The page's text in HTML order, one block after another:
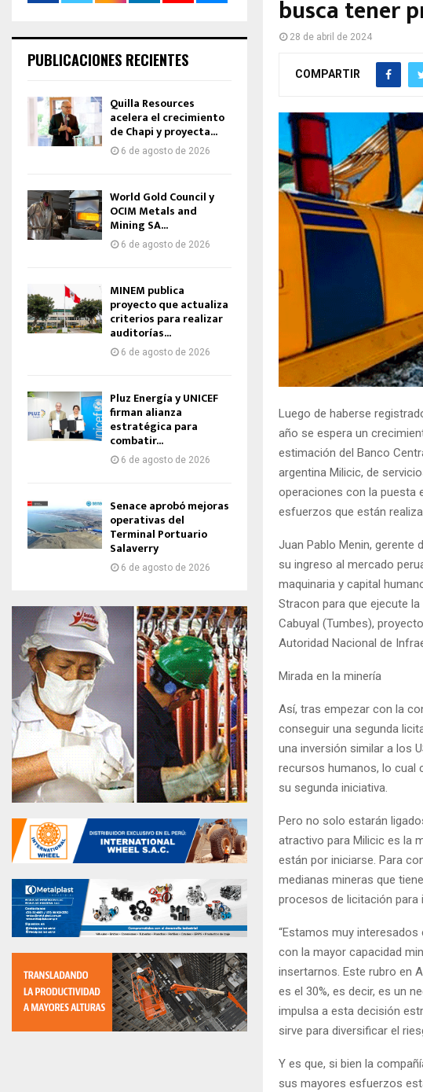
busca tener
28 de abril de 2024
COMPARTIR
Luego de haberse
año se espera un
estimación del Banco
argentina Milicic, de
operaciones con la puesta
esfuerzos que están
Juan Pablo Menin, gerente
su ingreso al mercado
maquinaria y capital
Stracon para que ejecute
Cabuyal (Tumbes),
Autoridad Nacional de
Mirada en la minería
Así, tras empezar con la
conseguir una segunda
una inversión similar a los
recursos humanos, lo cual
su segunda iniciativa.
Pero no solo estarán
atractivo para Milicic es la
están por iniciarse. Para
medianas mineras que
procesos de licitación para
“Estamos muy interesados
con la mayor capacidad
insertarnos. Este rubro en
es el 30%, es decir, es un
impulsa a esta decisión
sirve para diversificar el
Y es que, si bien la
sus mayores esfuerzos
PUBLICACIONES RECIENTES
Quilla Resources
acelera el crecimiento
de Chapi y proyecta...
6 de agosto de 2026
World Gold Council y
OCIM Metals and
Mining SA...
6 de agosto de 2026
MINEM publica
proyecto que actualiza
criterios para realizar
auditorías...
6 de agosto de 2026
Pluz Energía y UNICEF
firman alianza
estratégica para
combatir...
6 de agosto de 2026
Senace aprobó mejoras
operativas del
Terminal Portuario
Salaverry
6 de agosto de 2026